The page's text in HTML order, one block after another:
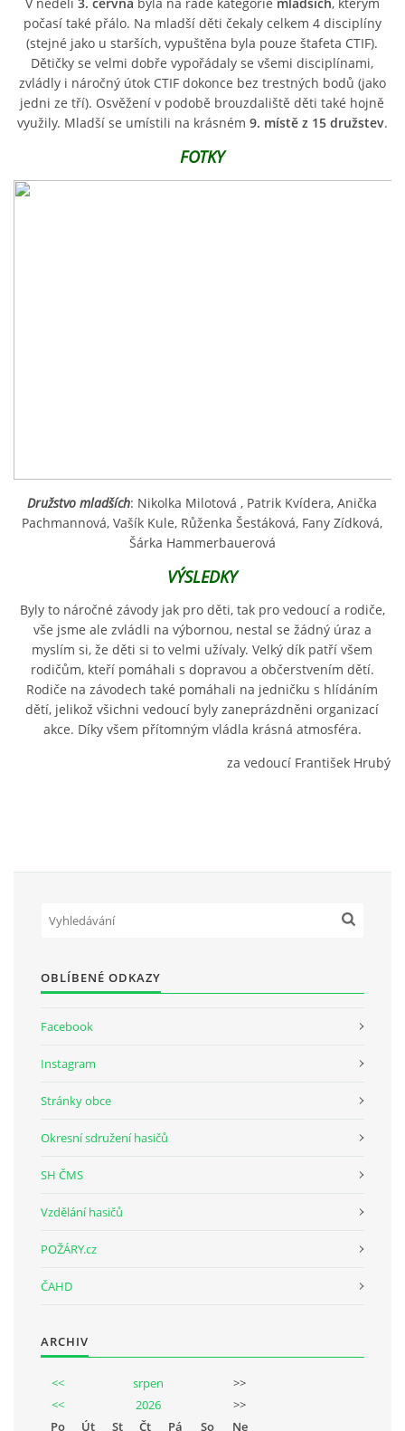
email: PlicVlada@seznam.cz
© 2026 eStránky.cz Tisk | Aktualizováno: 5. 8. 2026 | Nahoru ↑
počasí také přálo. Na mladší děti čekaly celkem 4 disciplíny
(stejné jako u starších, vypuštěna byla pouze štafeta CTIF).
Dětičky se velmi dobře vypořádaly se všemi disciplínami,
zvládly i náročný útok CTIF dokonce bez trestných bodů (jako
jedni ze tří). Osvěžení v podobě brouzdaliště děti také hojně
využily. Mladší se umístili na krásném 9. místě z 15 družstev.
FOTKY
Družstvo mladších: Nikolka Milotová , Patrik Kvídera, Anička
Pachmannová, Vašík Kule, Růženka Šestáková, Fany Zídková,
Šárka Hammerbauerová
VÝSLEDKY
Byly to náročné závody jak pro děti, tak pro vedoucí a rodiče,
vše jsme ale zvládli na výbornou, nestal se žádný úraz a
myslím si, že děti si to velmi užívaly. Velký dík patří všem
rodičům, kteří pomáhali s dopravou a občerstvením dětí.
Rodiče na závodech také pomáhali na jedničku s hlídáním
dětí, jelikož všichni vedoucí byly zaneprázdněni organizací
akce. Díky všem přítomným vládla krásná atmosféra.
za vedoucí František Hrubý
OBLÍBENÉ ODKAZY
Facebook
Instagram
Stránky obce
Okresní sdružení hasičů
SH ČMS
Vzdělání hasičů
POŽÁRY.cz
ČAHD
ARCHIV
<< srpen
>>
<<
2026
>>
Po
Út St Čt Pá So Ne